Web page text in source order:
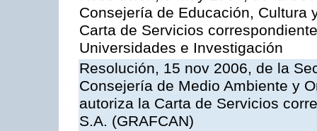
Consejería de Educación, Cultura
Carta de Servicios
Universidades e Investigación
Resolución, 15 nov 2006, de la
Consejería de Medio Ambiente y
autoriza la Carta de Servicios
S.A. (GRAFCAN)